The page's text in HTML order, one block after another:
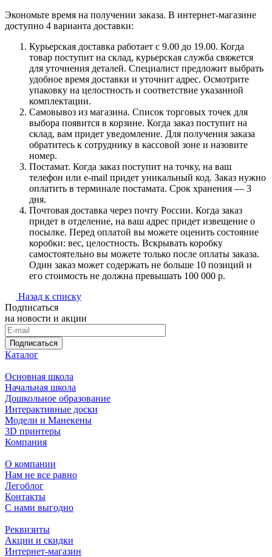
Экономьте время на получении заказа. В интернет-магазине
доступно 4 варианта доставки:
Курьерская доставка работает с 9.00 до 19.00. Когда
товар поступит на склад, курьерская служба свяжется
для уточнения деталей. Специалист предложит выбрать
удобное время доставки и уточнит адрес. Осмотрите
упаковку на целостность и соответствие указанной
комплектации.
Самовывоз из магазина. Список торговых точек для
выбора появится в корзине. Когда заказ поступит на
склад, вам придет уведомление. Для получения заказа
обратитесь к сотруднику в кассовой зоне и назовите
номер.
Постамат. Когда заказ поступит на точку, на ваш
телефон или e-mail придет уникальный код. Заказ нужно
оплатить в терминале постамата. Срок хранения — 3
дня.
Почтовая доставка через почту России. Когда заказ
придет в отделение, на ваш адрес придет извещение о
посылке. Перед оплатой вы можете оценить состояние
коробки: вес, целостность. Вскрывать коробку
самостоятельно вы можете только после оплаты заказа.
Один заказ может содержать не больше 10 позиций и
его стоимость не должна превышать 100 000 р.
Назад к списку
Подписаться
на новости и акции
Подписаться
Каталог
Основная школа
Начальная школа
Дошкольное образование
Интерактивные доски
Модели и Манекены
3D принтеры
Компания
О компании
Нам не все равно
Легоблог
Контакты
С нами выгодно
Реквизиты
Акции и скидки
Интернет-магазин